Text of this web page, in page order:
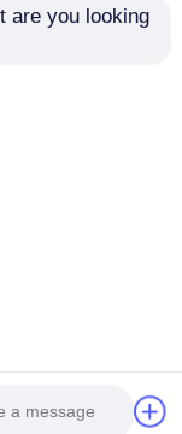
are you looking